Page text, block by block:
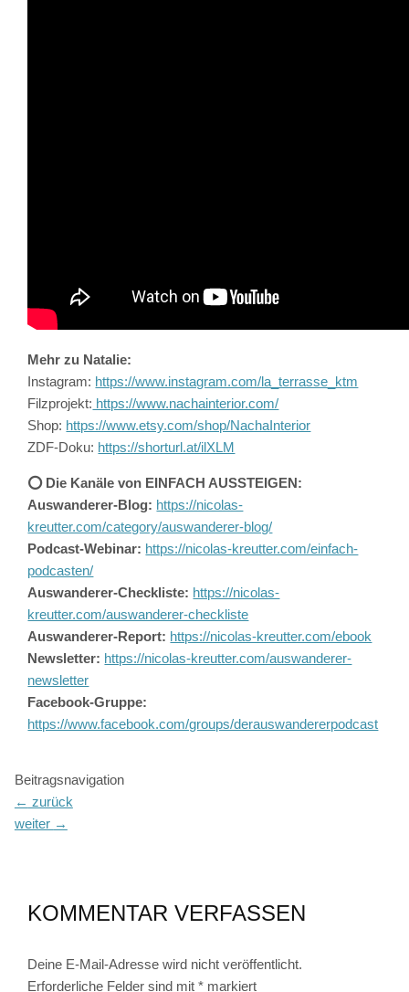
Mehr zu Natalie:
Instagram: https://www.instagram.com/la_terrasse_ktm
Filzprojekt: https://www.nachainterior.com/
Shop: https://www.etsy.com/shop/NachaInterior
ZDF-Doku: https://shorturl.at/ilXLM
⭕️ Die Kanäle von EINFACH AUSSTEIGEN:
Auswanderer-Blog: https://nicolas-
kreutter.com/category/auswanderer-blog/
Podcast-Webinar: https://nicolas-kreutter.com/einfach-
podcasten/
Auswanderer-Checkliste: https://nicolas-
kreutter.com/auswanderer-checkliste
Auswanderer-Report: https://nicolas-kreutter.com/ebook
Newsletter: https://nicolas-kreutter.com/auswanderer-
newsletter
Facebook-Gruppe:
https://www.facebook.com/groups/derauswandererpodcast
Beitragsnavigation
← zurück
weiter →
KOMMENTAR VERFASSEN
Deine E-Mail-Adresse wird nicht veröffentlicht.
Erforderliche Felder sind mit* markiert